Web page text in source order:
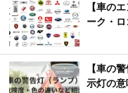
【車の
ーク・
【車の
示灯の意